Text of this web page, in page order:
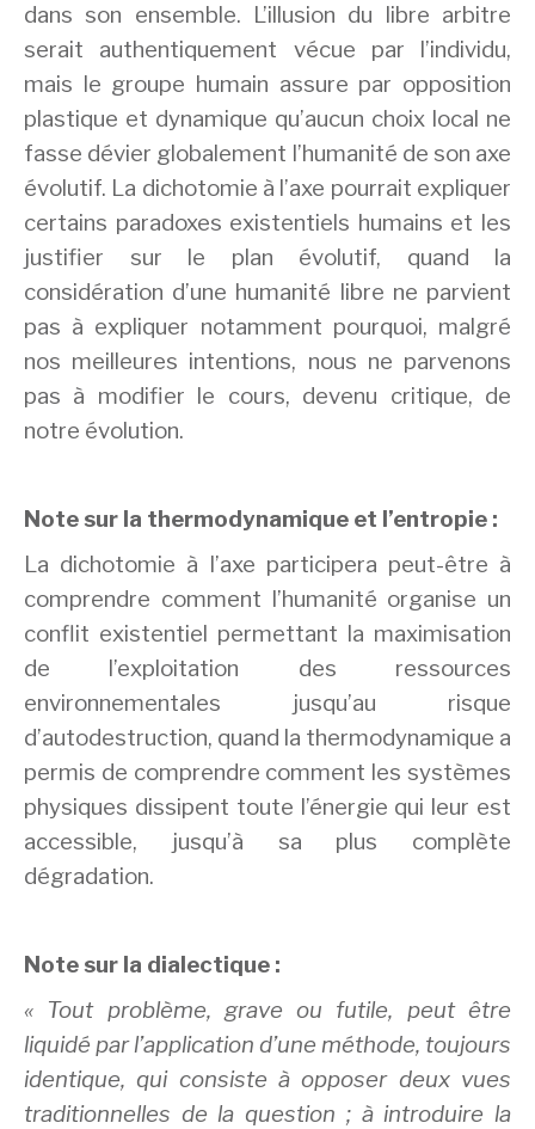
dans son ensemble. L’illusion du libre arbitre
serait authentiquement vécue par l’individu,
mais le groupe humain assure par opposition
plastique et dynamique qu’aucun choix local ne
fasse dévier globalement l’humanité de son axe
évolutif. La dichotomie à l’axe pourrait expliquer
certains paradoxes existentiels humains et les
justifier sur le plan évolutif, quand la
considération d’une humanité libre ne parvient
pas à expliquer notamment pourquoi, malgré
nos meilleures intentions, nous ne parvenons
pas à modifier le cours, devenu critique, de
notre évolution.
Note sur la thermodynamique et l’entropie :
La dichotomie à l’axe participera peut-être à
comprendre comment l’humanité organise un
conflit existentiel permettant la maximisation
de l’exploitation des ressources
environnementales jusqu’au risque
d’autodestruction, quand la thermodynamique a
permis de comprendre comment les systèmes
physiques dissipent toute l’énergie qui leur est
accessible, jusqu’à sa plus complète
dégradation.
Note sur la dialectique :
« Tout problème, grave ou futile, peut être
liquidé par l’application d’une méthode, toujours
identique, qui consiste à opposer deux vues
traditionnelles de la question ; à introduire la